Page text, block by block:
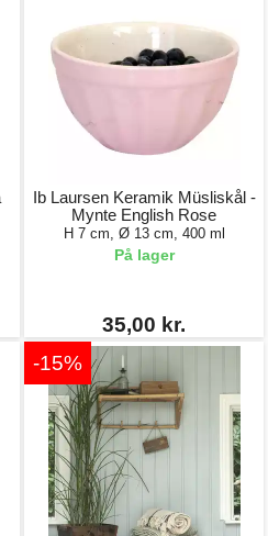
Ib Laursen Keramik Müsliskål -
Mynte English Rose
H 7 cm, Ø 13 cm, 400 ml
På lager
35,00 kr.
-15%